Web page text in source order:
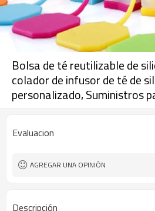
Bolsa de té reutilizable de
colador de infusor de té de
personalizado, Suministros
Evaluacion
AGREGAR UNA OPINIÓN
Descripción